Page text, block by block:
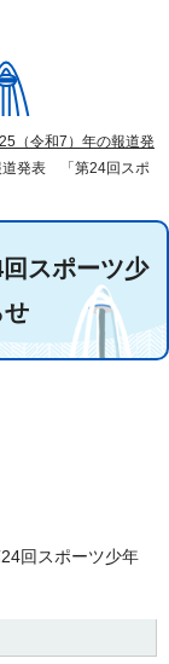
（令和7）年の報道発
道発表 「第24回スポ
スポーツ少
せ
回スポーツ少年